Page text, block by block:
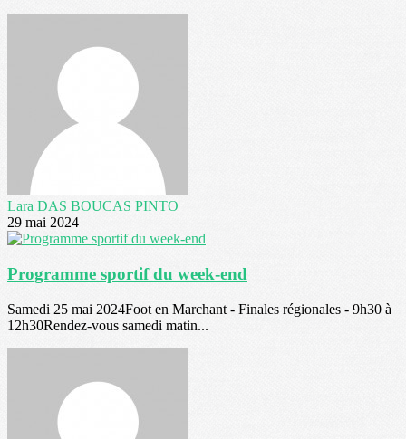
Lara DAS BOUCAS PINTO
29 mai 2024
Programme sportif du week-end
Samedi 25 mai 2024Foot en Marchant - Finales régionales - 9h30 à
12h30Rendez-vous samedi matin...